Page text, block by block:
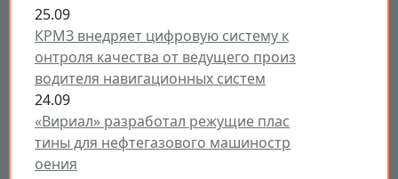
25.09
КРМЗ внедряет цифровую систему к
онтроля качества от ведущего произ
водителя навигационных систем
24.09
«Вириал» разработал режущие плас
тины для нефтегазового машиностр
оения